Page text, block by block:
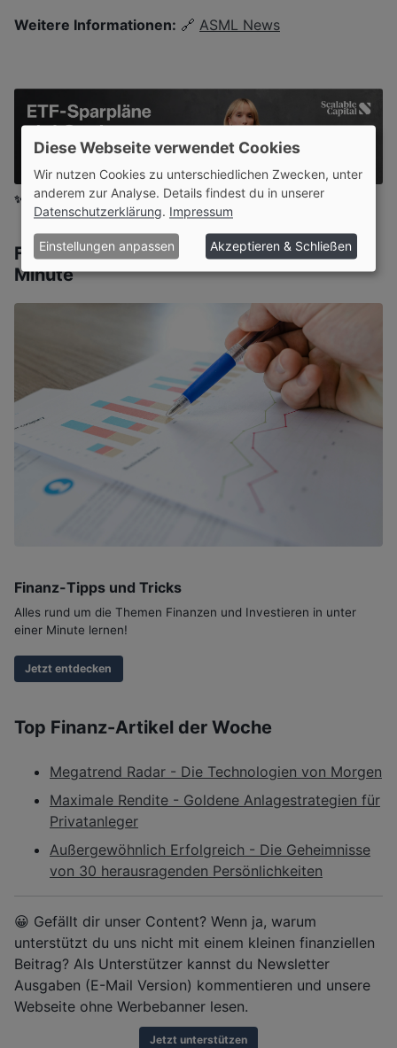
Weitere Informationen: 🔗 ASML News
✨ Ohne Werbebanner lesen? Werde Mitgliedoder Login
Finanzen Kompakt - Erklärt in unter 1
Minute
Finanz-Tipps und Tricks
Alles rund um die Themen Finanzen und Investieren in unter
einer Minute lernen!
Jetzt entdecken
Top Finanz-Artikel der Woche
Megatrend Radar - Die Technologien von Morgen
Maximale Rendite - Goldene Anlagestrategien für
Privatanleger
Außergewöhnlich Erfolgreich - Die Geheimnisse
von 30 herausragenden Persönlichkeiten
😀 Gefällt dir unser Content? Wenn ja, warum
unterstützt du uns nicht mit einem kleinen finanziellen
Beitrag? Als Unterstützer kannst du Newsletter
Ausgaben (E-Mail Version) kommentieren und unsere
Webseite ohne Werbebanner lesen.
Jetzt unterstützen
Diese Webseite verwendet Cookies
Wir nutzen Cookies zu unterschiedlichen Zwecken, unter
anderem zur Analyse. Details findest du in unserer
Datenschutzerklärung. Impressum
Einstellungen anpassen Akzeptieren & Schließen